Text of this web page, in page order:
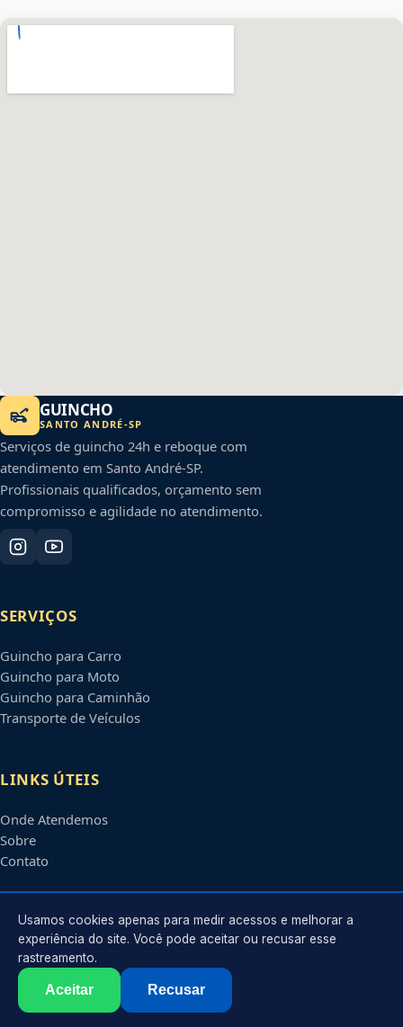
GUINCHO
SANTO ANDRÉ-SP
Serviços de guincho 24h e reboque com
atendimento em Santo André-SP.
Profissionais qualificados, orçamento sem
compromisso e agilidade no atendimento.
SERVIÇOS
Guincho para Carro
Guincho para Moto
Guincho para Caminhão
Transporte de Veículos
LINKS ÚTEIS
Onde Atendemos
Sobre
Contato
CONTATO
Atendimento em
contato@guinchossantoandre.com.br
2026 Santo André
. Todos os direitos reservados.
Usamos cookies apenas para medir acessos e melhorar a
experiência do site. Você pode aceitar ou recusar esse
rastreamento.
Aceitar Recusar